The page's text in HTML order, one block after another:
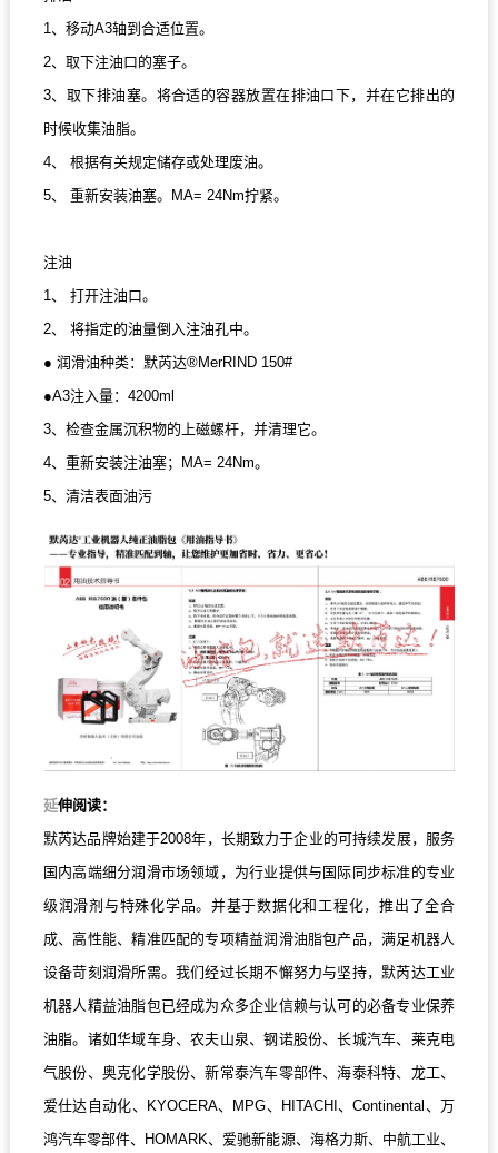
1、移动A3轴到合适位置。
2、取下注油口的塞子。
3、取下排油塞。将合适的容器放置在排油口下，并在它排出的
时候收集油脂。
4、
根据有关规定储存或处理废油。
5、
重新安装油塞。MA= 24Nm拧紧。
注油
1、
打开注油口。
2、
将指定的油量倒入注油孔中。
● 润滑油种类：默芮达®MerRIND 150#
●A3注入量：4200ml
3、检查金属沉积物的上磁螺杆，并清理它。
4、重新安装注油塞；MA= 24Nm。
5、清洁表面油污
延伸阅读：
默芮达品牌始建于2008年，长期致力于企业的可持续发展，服务
国内高端细分润滑市场领域，为行业提供与国际同步标准的专业
级润滑剂与特殊化学品。并基于数据化和工程化，推出了全合
成、高性能、精准匹配的专项精益润滑油脂包产品，满足机器人
设备苛刻润滑所需。我们经过长期不懈努力与坚持，默芮达工业
机器人精益油脂包已经成为众多企业信赖与认可的必备专业保养
油脂。诸如华域车身、农夫山泉、钢诺股份、长城汽车、莱克电
气股份、奥克化学股份、新常泰汽车零部件、海泰科特、龙工、
爱仕达自动化、KYOCERA、MPG、HITACHI、Continental、万
鸿汽车零部件、HOMARK、爱驰新能源、海格力斯、中航工业、